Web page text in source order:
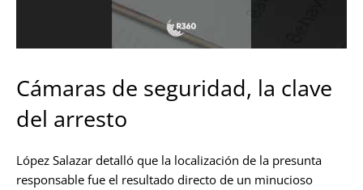
Cámaras de seguridad, la clave
del arresto
López Salazar detalló que la localización de la presunta
responsable fue el resultado directo de un minucioso